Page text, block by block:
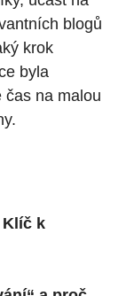
blogů
krok
byla
čas na malou
Klíč k